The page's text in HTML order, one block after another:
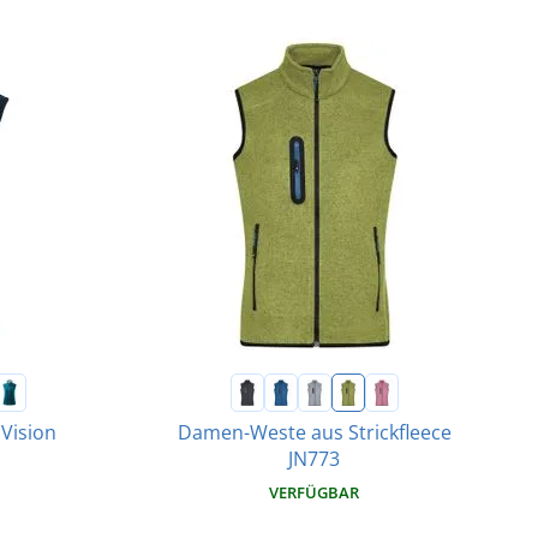
Damen-Weste aus Strickfleece
JN773
VERFÜGBAR